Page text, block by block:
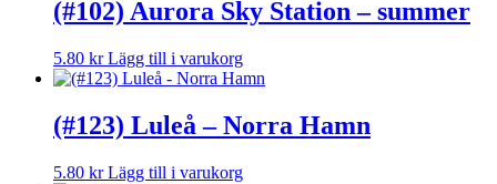
(#102) Aurora Sky Station – summer
5.80 kr Lägg till i varukorg
(#123) Luleå – Norra Hamn
5.80 kr Lägg till i varukorg